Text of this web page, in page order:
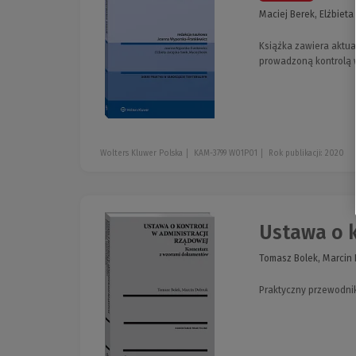
Maciej Berek,
Książka zawiera
prowadzoną kontrolą
Wolters Kluwer Polska KAM-3799 W01P01 Rok publikacji: 2020
Ustawa o
Tomasz Bolek, Marcin
Praktyczny